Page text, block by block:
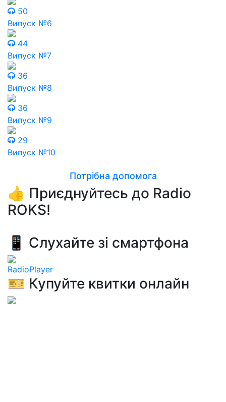
50
Випуск №6
44
Випуск №7
36
Випуск №8
36
Випуск №9
29
Випуск №10
Потрібна допомога
👍 Приєднуйтесь до Radio
ROKS!
📱 Слухайте зі смартфона
RadioPlayer
🎫 Купуйте квитки онлайн